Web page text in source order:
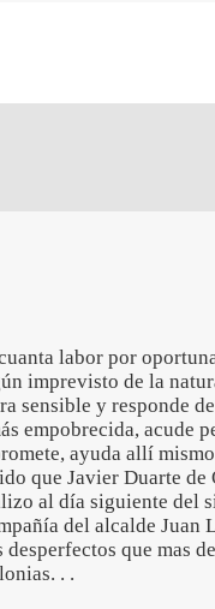
labor por
imprevisto de la
sensible y responde
empobrecida, acude
ayuda allí
que Javier Duarte
al día siguiente del
del alcalde Juan
que mas
. .